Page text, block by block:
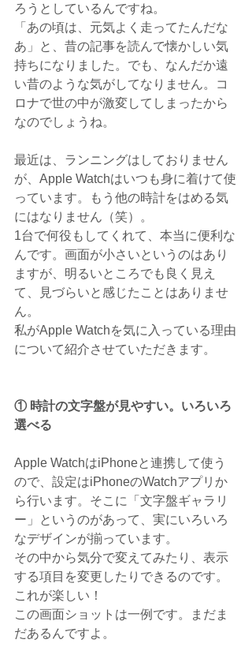
ろうとしているんですね。
「あの頃は、元気よく走ってたんだな
あ」と、昔の記事を読んで懐かしい気
持ちになりました。でも、なんだか遠
い昔のような気がしてなりません。コ
ロナで世の中が激変してしまったから
なのでしょうね。
最近は、ランニングはしておりません
が、Apple Watchはいつも身に着けて使
っています。もう他の時計をはめる気
にはなりません（笑）。
1台で何役もしてくれて、本当に便利な
んです。画面が小さいというのはあり
ますが、明るいところでも良く見え
て、見づらいと感じたことはありませ
ん。
私がApple Watchを気に入っている理由
について紹介させていただきます。
① 時計の文字盤が見やすい。いろいろ
選べる
Apple WatchはiPhoneと連携して使う
ので、設定はiPhoneのWatchアプリか
ら行います。そこに「文字盤ギャラリ
ー」というのがあって、実にいろいろ
なデザインが揃っています。
その中から気分で変えてみたり、表示
する項目を変更したりできるのです。
これが楽しい！
この画面ショットは一例です。まだま
だあるんですよ。